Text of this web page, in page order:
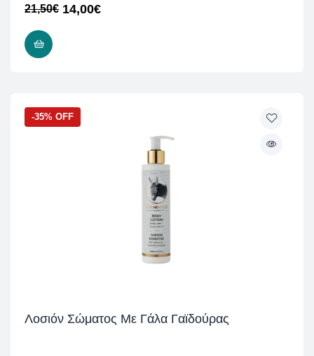
21,50€ 14,00€
-35% OFF
Λοσιόν Σώματος Με Γάλα Γαϊδούρας